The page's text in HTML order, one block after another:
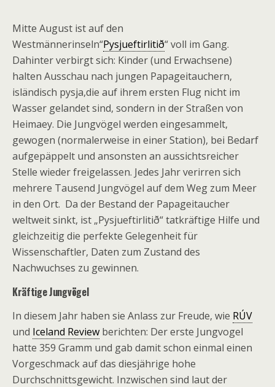
Mitte August ist auf den
Westmännerinseln“Pysjueftirlitið“ voll im Gang.
Dahinter verbirgt sich: Kinder (und Erwachsene)
halten Ausschau nach jungen Papageitauchern,
isländisch pysja,die auf ihrem ersten Flug nicht im
Wasser gelandet sind, sondern in der Straßen von
Heimaey. Die Jungvögel werden eingesammelt,
gewogen (normalerweise in einer Station), bei Bedarf
aufgepäppelt und ansonsten an aussichtsreicher
Stelle wieder freigelassen. Jedes Jahr verirren sich
mehrere Tausend Jungvögel auf dem Weg zum Meer
in den Ort. Da der Bestand der Papageitaucher
weltweit sinkt, ist „Pysjueftirlitið“ tatkräftige Hilfe und
gleichzeitig die perfekte Gelegenheit für
Wissenschaftler, Daten zum Zustand des
Nachwuchses zu gewinnen.
Kräftige Jungvögel
In diesem Jahr haben sie Anlass zur Freude, wie RÚV
und Iceland Review berichten: Der erste Jungvogel
hatte 359 Gramm und gab damit schon einmal einen
Vorgeschmack auf das diesjährige hohe
Durchschnittsgewicht. Inzwischen sind laut der